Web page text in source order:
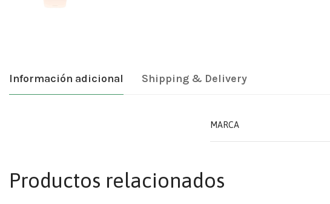
Información adicional Shipping & Delivery
MARCA
Productos relacionados